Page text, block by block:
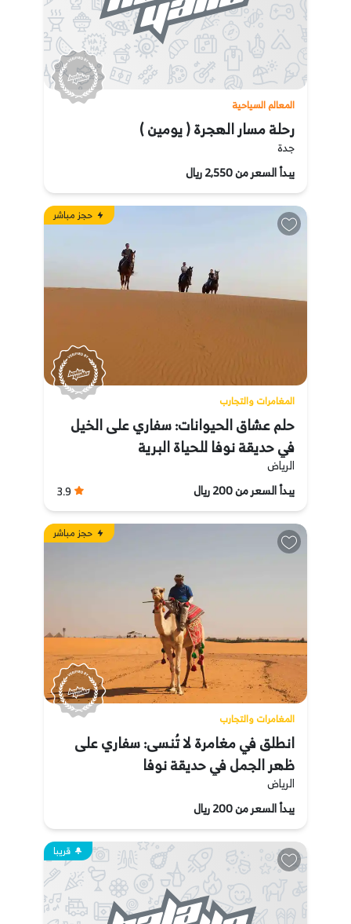
المعالم السياحية
رحلة مسار الهجرة ( يومين )
جدة
يبدأ السعر من 2,550 ريال
حجز مباشر
المغامرات والتجارب
حلم عشاق الحيوانات: سفاري على الخيل
في حديقة نوفا للحياة البرية
الرياض
يبدأ السعر من 200 ريال
3.9
حجز مباشر
المغامرات والتجارب
انطلق في مغامرة لا تُنسى: سفاري على
ظهر الجمل في حديقة نوفا
الرياض
يبدأ السعر من 200 ريال
قريبا